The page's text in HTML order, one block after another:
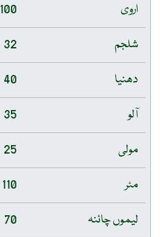
اروی
100
شلجم
32
دھنیا
40
آلو
35
مولی
25
مٹر
110
لیموں چائنہ
70